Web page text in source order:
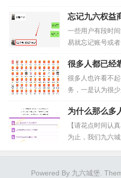
角的“添加”5、输
站会员、外卖优
项目，为用户提
择。首先，随着
机普及率的提高
活中不可或缺的
忘记九六权益
办？请按此教
一些用户有段时
易就忘记账号或
全风控就会自动
为了防止用户的
错几次后就自动
的客服帮你解决
置密码，你直接
很多人都已经
了，你却还在
很多人也许看不
务，一是认为很
显摆的人才会买
润低收益少。其
不在这一行里不
充满机遇的互联
为什么那么多
我们真的靠谱
【请花点时间认
为止，我们九六
了一大半，感谢
将继续努力为广
Powered By 九六城堡.